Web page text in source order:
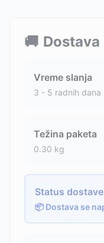
🚚 Dostava
Vreme slanja
3 - 5 radnih dana
Težina paketa
0.30 kg
Status dostave
📦 Dostava se